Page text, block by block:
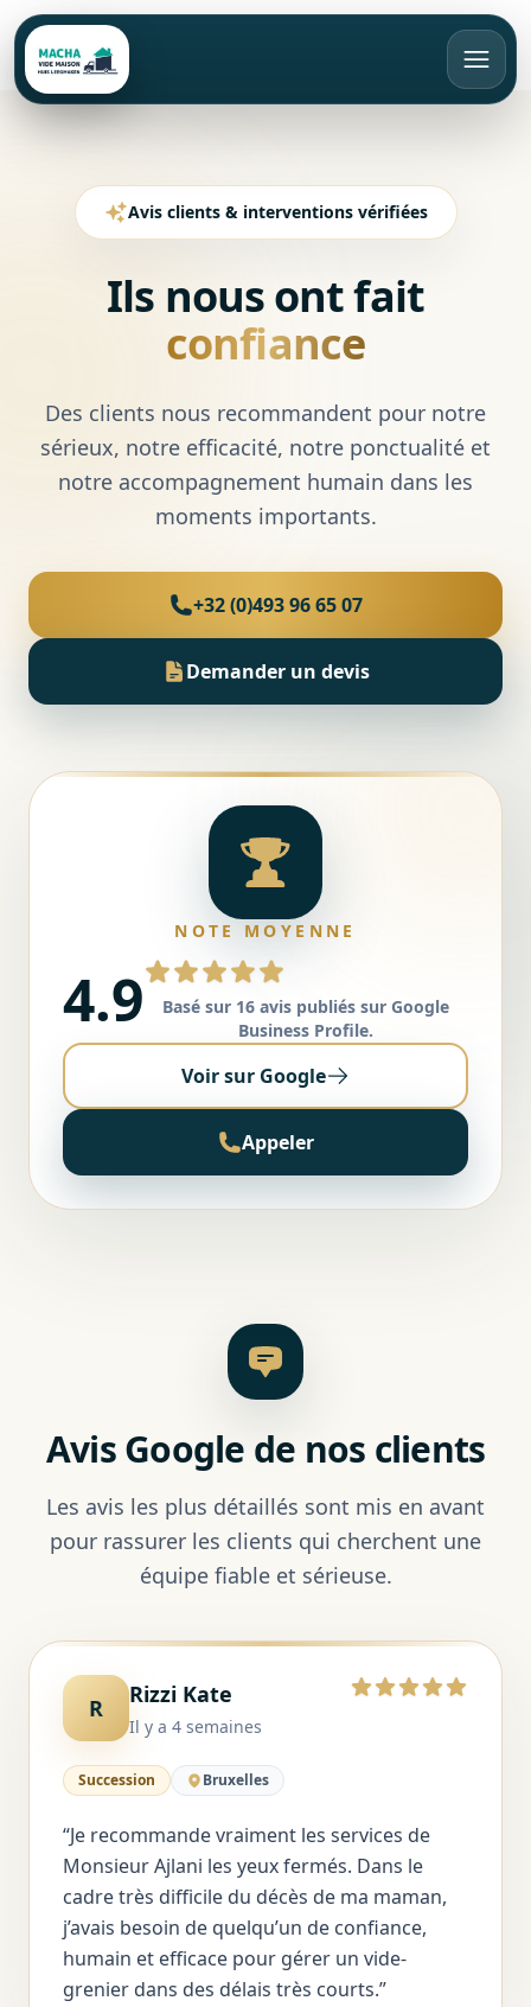
Appeler Devis gratuit
Accueil
Vide maison
Bruxelles
Brabant Wallon
Brabant Flamand
Appartement
Rachat d’objets
Réalisations
Avis clients
Contact
Avis clients & interventions vérifiées
Ils nous ont fait
confiance
Des clients nous recommandent pour notre
sérieux, notre efficacité, notre ponctualité et
notre accompagnement humain dans les
moments importants.
+32 (0)493 96 65 07
Demander un devis
NOTE MOYENNE
4.9 5 sur 5
Basé sur 16 avis publiés sur Google
Business Profile.
Voir sur Google
Appeler
Avis Google de nos clients
Les avis les plus détaillés sont mis en avant
pour rassurer les clients qui cherchent une
équipe fiable et sérieuse.
R Rizzi Kate
Il y a 4 semaines
5 sur 5
Succession Bruxelles
“Je recommande vraiment les services de
Monsieur Ajlani les yeux fermés. Dans le
cadre très difficile du décès de ma maman,
j’avais besoin de quelqu’un de confiance,
humain et efficace pour gérer un vide-
grenier dans des délais très courts.”